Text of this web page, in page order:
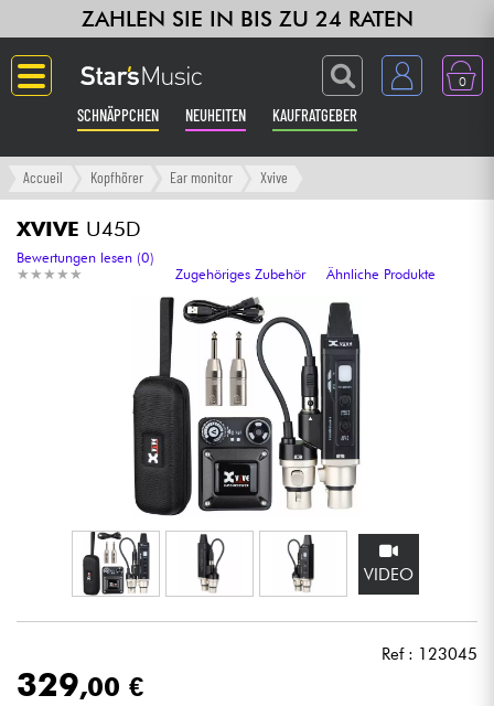
ZAHLEN SIE IN BIS ZU 24 RATEN
0
SCHNÄPPCHEN NEUHEITEN KAUFRATGEBER
Langue
Gitarre & Bass
Verstärker & Effekte
Klaviere & Piano
Synths & samplers
Kopfhörer
Mikros
Live-Sound
Accueil Kopfhörer Ear monitor Xvive
XVIVE U45D
★ ★ ★ ★ ★
★ ★ ★ ★ ★
Bewertungen lesen (0)
Zugehöriges Zubehör
Ähnliche Produkte
VIDEO
Ref : 123045
329,00 €